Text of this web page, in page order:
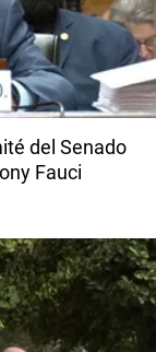
del Senado
Fauci